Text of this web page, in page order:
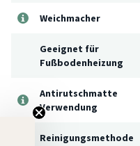
Weichmacher
Geeignet für
Fußbodenheizung
Antirutschmatte
Verwendung
Reinigungsmethode